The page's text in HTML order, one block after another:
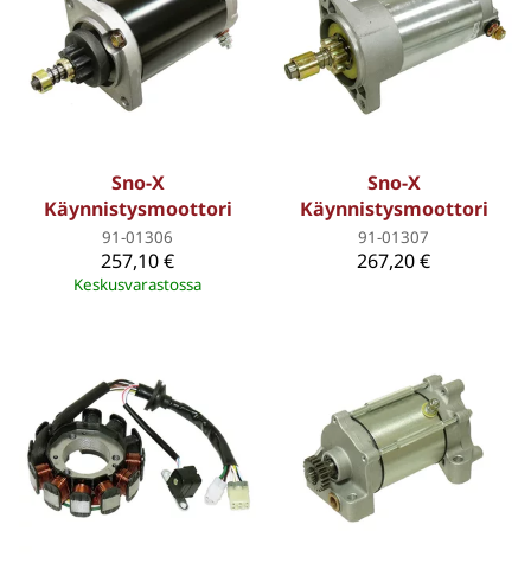
Sno-X
Käynnistysmoottori
91-01306
257,10 €
Keskusvarastossa
Sno-X
Käynnistysmoottori
91-01307
267,20 €